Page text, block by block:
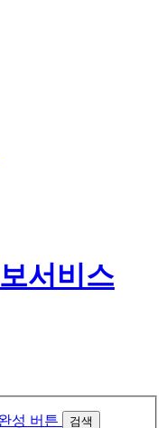
검색